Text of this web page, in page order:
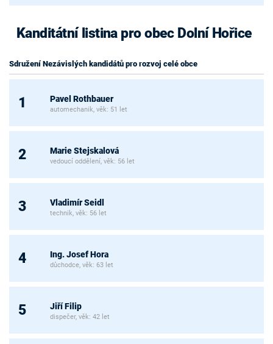
Kanditátní listina pro obec Dolní Hořice
Sdružení Nezávislých kandidátů pro rozvoj celé obce
1 Pavel Rothbauer
automechanik, věk: 51 let
2 Marie Stejskalová
vedoucí oddělení, věk: 56 let
3 Vladimír Seidl
technik, věk: 56 let
4 Ing. Josef Hora
důchodce, věk: 63 let
5 Jiří Filip
dispečer, věk: 42 let